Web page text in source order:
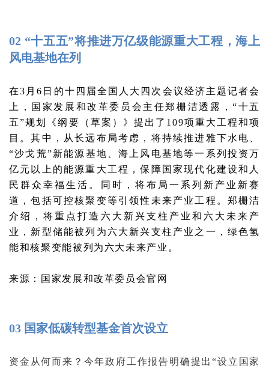
02 “十五五”将推进万亿级能源重大工程，海上
风电基地在列
在3月6日的十四届全国人大四次会议经济主题记者会
上，国家发展和改革委员会主任郑栅洁透露，“十五
五”规划《纲要（草案）》提出了109项重大工程和项
目。其中，从长远布局考虑，将持续推进雅下水电、
“沙戈荒”新能源基地、海上风电基地等一系列投资万
亿元以上的能源重大工程，保障国家现代化建设和人
民群众幸福生活。同时，将布局一系列新产业新赛
道，包括可控核聚变等引领性未来产业工程。郑栅洁
介绍，将重点打造六大新兴支柱产业和六大未来产
业，新型储能被列为六大新兴支柱产业之一，绿色氢
能和核聚变能被列为六大未来产业。
来源：国家发展和改革委员会官网
03 国家低碳转型基金首次设立
资金从何而来？今年政府工作报告明确提出“设立国家